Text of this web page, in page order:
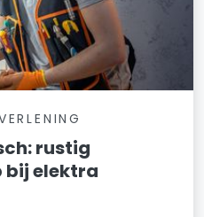
rustig
bij elektra